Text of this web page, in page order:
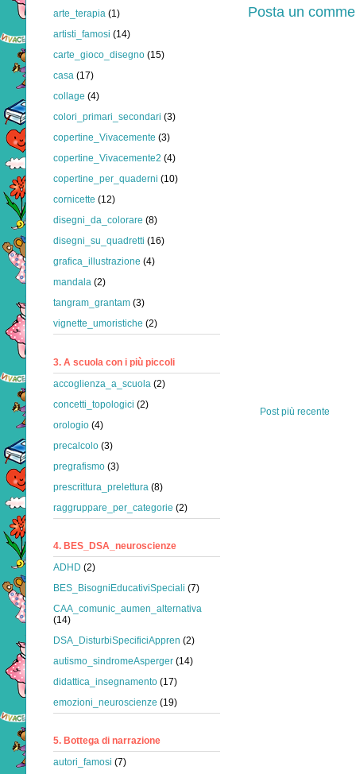
Posta un
Post più recente
arte_terapia (1)
artisti_famosi (14)
carte_gioco_disegno (15)
casa (17)
collage (4)
colori_primari_secondari (3)
copertine_Vivacemente (3)
copertine_Vivacemente2 (4)
copertine_per_quaderni (10)
cornicette (12)
disegni_da_colorare (8)
disegni_su_quadretti (16)
grafica_illustrazione (4)
mandala (2)
tangram_grantam (3)
vignette_umoristiche (2)
3. A scuola con i più piccoli
accoglienza_a_scuola (2)
concetti_topologici (2)
orologio (4)
precalcolo (3)
pregrafismo (3)
prescrittura_prelettura (8)
raggruppare_per_categorie (2)
4. BES_DSA_neuroscienze
ADHD (2)
BES_BisogniEducativiSpeciali (7)
CAA_comunic_aumen_alternativa
(14)
DSA_DisturbiSpecificiAppren (2)
autismo_sindromeAsperger (14)
didattica_insegnamento (17)
emozioni_neuroscienze (19)
5. Bottega di narrazione
autori_famosi (7)